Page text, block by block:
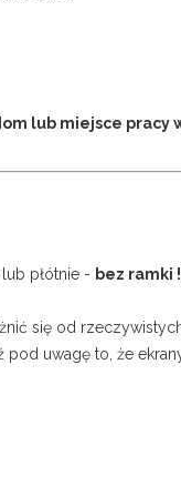
lub miejsce pracy
płótnie - bez ramki !
się od
uwagę to, że